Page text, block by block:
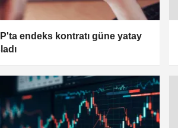
endeks kontratı güne yatay